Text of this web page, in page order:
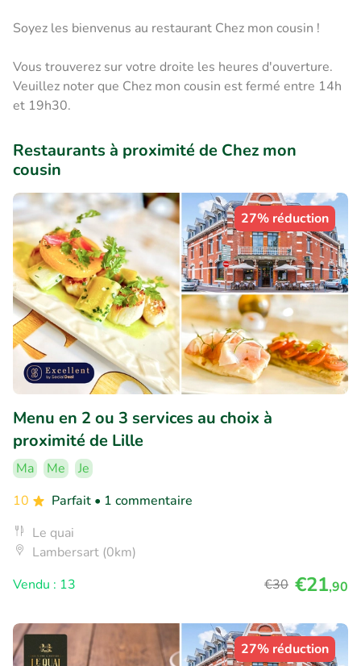
Soyez les bienvenus au restaurant Chez mon cousin !
Vous trouverez sur votre droite les heures d'ouverture.
Veuillez noter que Chez mon cousin est fermé entre 14h
et 19h30.
Restaurants à proximité de Chez mon
cousin
27% réduction
Menu en 2 ou 3 services au choix à
proximité de Lille
Ma Me
Je
10
Parfait • 1 commentaire
Le quai
Lambersart (0km)
Vendu : 13
€30 €21,90
27% réduction